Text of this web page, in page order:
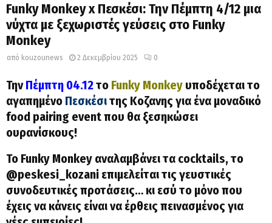
Funky Monkey x Πεσκέσι: Την Πέμπτη 4/12 μια
νύχτα με ξεχωριστές γεύσεις στο Funky
Monkey
από kouzounews 2 Δεκεμβρίου 2025 0
ΤηνΠέμπτη 04.12το Funky Monkey υποδέχεται το
αγαπημένο Πεσκέσιτης Κοζανης για ένα μοναδικό
food pairing event που θα ξεσηκώσει
ουρανίσκους!
Το Funky Monkey αναλαμβάνει τα cocktails, το
@peskesi_kozani επιμελείται τις γευστικές
συνοδευτικές προτάσεις… κι εσύ το μόνο που
έχεις να κάνεις είναι να έρθεις πεινασμένος για